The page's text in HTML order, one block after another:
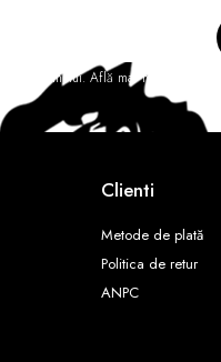
magazinului. Află mai multe în
Clienti
Metode de plată
Politica de retur
ANPC